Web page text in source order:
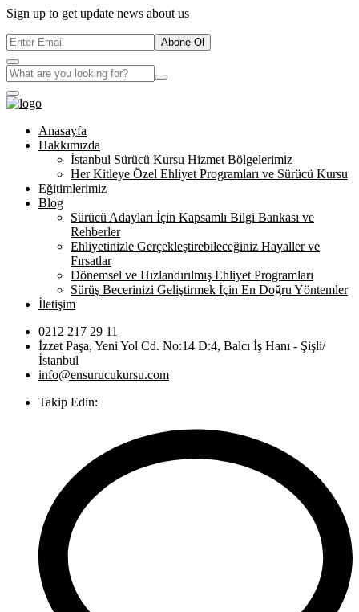
Sign up to get update news about us
Abone Ol
Anasayfa
Hakkımızda
İstanbul Sürücü Kursu Hizmet Bölgelerimiz
Her Kitleye Özel Ehliyet Programları ve Sürücü Kursu
Eğitimlerimiz
Blog
Sürücü Adayları İçin Kapsamlı Bilgi Bankası ve
Rehberler
Ehliyetinizle Gerçekleştirebileceğiniz Hayaller ve
Fırsatlar
Dönemsel ve Hızlandırılmış Ehliyet Programları
Sürüş Becerinizi Geliştirmek İçin En Doğru Yöntemler
İletişim
0212 217 29 11
İzzet Paşa, Yeni Yol Cd. No:14 D:4, Balcı İş Hanı - Şişli/
İstanbul
info@ensurucukursu.com
Takip Edin: